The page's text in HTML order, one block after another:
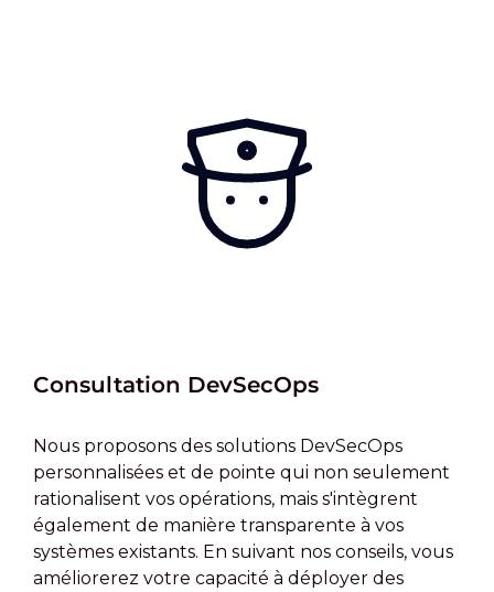
Consultation DevSecOps
Nous proposons des solutions DevSecOps
personnalisées et de pointe qui non seulement
rationalisent vos opérations, mais s'intègrent
également de manière transparente à vos
systèmes existants. En suivant nos conseils, vous
améliorerez votre capacité à déployer des